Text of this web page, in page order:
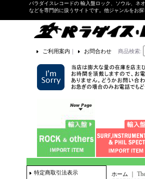
パラダイスレコードの 輸入盤ロック、ソウル、ネ
などを専門的に扱うサイトです。他ジャンルをお
ご利用案内 ｜ お問合わせ 商品検索:
特定商取引法表示 ホーム ｜